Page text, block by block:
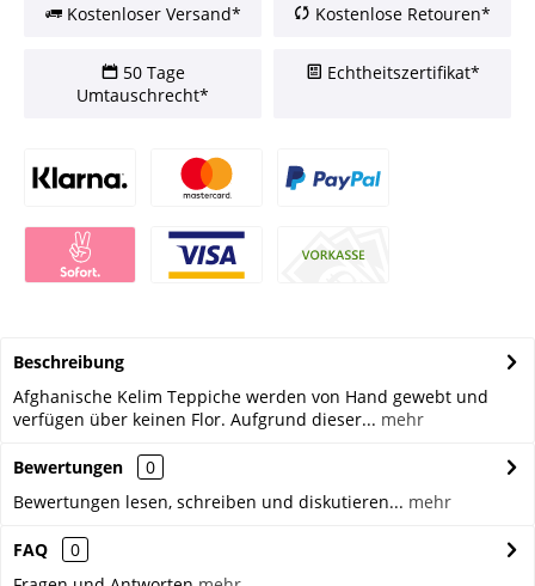
Kostenloser Versand* Kostenlose Retouren*
50 Tage
Umtauschrecht*
Echtheitszertifikat*
Beschreibung
Afghanische Kelim Teppiche werden von Hand gewebt und
verfügen über keinen Flor. Aufgrund dieser... mehr
Bewertungen
0
Bewertungen lesen, schreiben und diskutieren... mehr
FAQ
0